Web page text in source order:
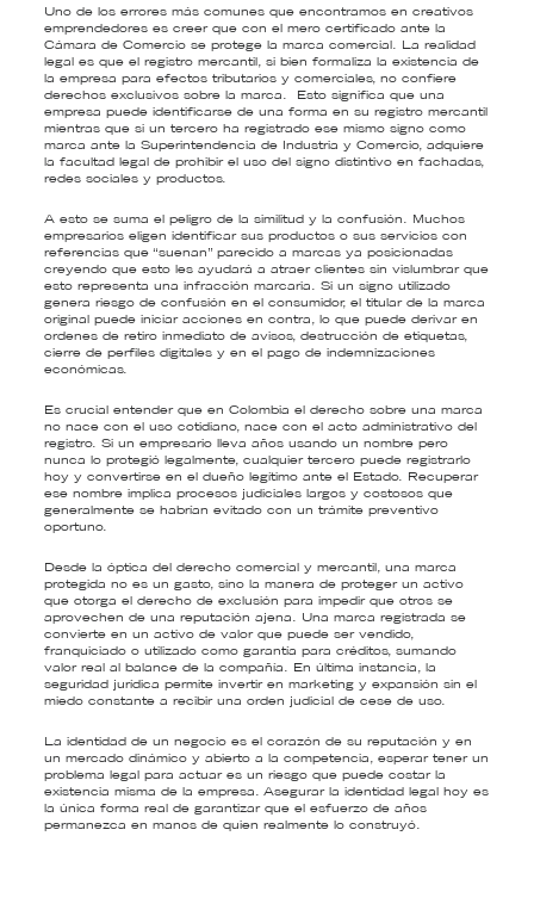
Uno de los errores más comunes que encontramos en creativos
emprendedores es creer que con el mero certificado ante la
Cámara de Comercio se protege la marca comercial. La realidad
legal es que el registro mercantil, si bien formaliza la existencia de
la empresa para efectos tributarios y comerciales, no confiere
derechos exclusivos sobre la marca. Esto significa que una
empresa puede identificarse de una forma en su registro mercantil
mientras que si un tercero ha registrado ese mismo signo como
marca ante la Superintendencia de Industria y Comercio, adquiere
la facultad legal de prohibir el uso del signo distintivo en fachadas,
redes sociales y productos.
A esto se suma el peligro de la similitud y la confusión. Muchos
empresarios eligen identificar sus productos o sus servicios con
referencias que “suenan” parecido a marcas ya posicionadas
creyendo que esto les ayudará a atraer clientes sin vislumbrar que
esto representa una infracción marcaria. Si un signo utilizado
genera riesgo de confusión en el consumidor, el titular de la marca
original puede iniciar acciones en contra, lo que puede derivar en
ordenes de retiro inmediato de avisos, destrucción de etiquetas,
cierre de perfiles digitales y en el pago de indemnizaciones
económicas.
Es crucial entender que en Colombia el derecho sobre una marca
no nace con el uso cotidiano, nace con el acto administrativo del
registro. Si un empresario lleva años usando un nombre pero
nunca lo protegió legalmente, cualquier tercero puede registrarlo
hoy y convertirse en el dueño legítimo ante el Estado. Recuperar
ese nombre implica procesos judiciales largos y costosos que
generalmente se habrían evitado con un trámite preventivo
oportuno.
Desde la óptica del derecho comercial y mercantil, una marca
protegida no es un gasto, sino la manera de proteger un activo
que otorga el derecho de exclusión para impedir que otros se
aprovechen de una reputación ajena. Una marca registrada se
convierte en un activo de valor que puede ser vendido,
franquiciado o utilizado como garantía para créditos, sumando
valor real al balance de la compañía. En última instancia, la
seguridad jurídica permite invertir en marketing y expansión sin el
miedo constante a recibir una orden judicial de cese de uso.
La identidad de un negocio es el corazón de su reputación y en
un mercado dinámico y abierto a la competencia, esperar tener un
problema legal para actuar es un riesgo que puede costar la
existencia misma de la empresa. Asegurar la identidad legal hoy es
la única forma real de garantizar que el esfuerzo de años
permanezca en manos de quien realmente lo construyó.